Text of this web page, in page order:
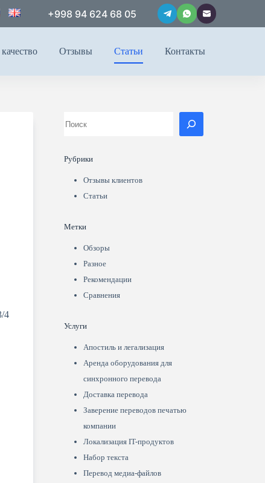
+998 94 624 68 05
Отзывы Статьи Контакты
4
Рубрики
Отзывы клиентов
Статьи
Метки
Обзоры
Разное
Рекомендации
Сравнения
Услуги
Апостиль и легализация
Аренда оборудования для
синхронного перевода
Доставка перевода
Заверение переводов печатью
компании
Локализация IT-продуктов
Набор текста
Перевод медиа-файлов